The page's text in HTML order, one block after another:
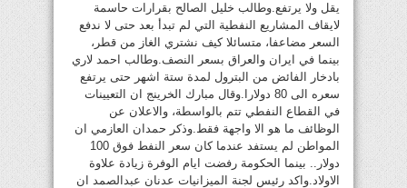
يقل ولا يرتفع.وطالب خليل الصالح بقرارات حاسمة
لايقاف المشاريع النفطية التي لم تبدأ بعد حتى لا ندفع
السعر مضاعفا، متسائلا كيف نشتري الغاز من قطر،
بينما في ايران والعراق بسعر النصف.وطالب احمد لاري
بادخار الفائض من البترول لمدة ستة اشهر حتى يرتفع
سعره الى 80 دولارا.وقال مبارك الخرينج ان التعيينات
في القطاع النفطي تتم بالواسطة، والاعلان عن
الوظائف ما هو الا واجهة فقط.وذكر حمدان العازمي ان
المواطن لم يستفد عندما كان سعر النفط فوق 100
دولار.. بينما الحكومة رفضت ايام الوفرة زيادة علاوة
الاولاد.واكد رئيس لجنة الميزانيات عدنان عبدالصمد ان